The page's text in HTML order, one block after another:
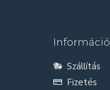
Információ
Szállítás
Fizetés